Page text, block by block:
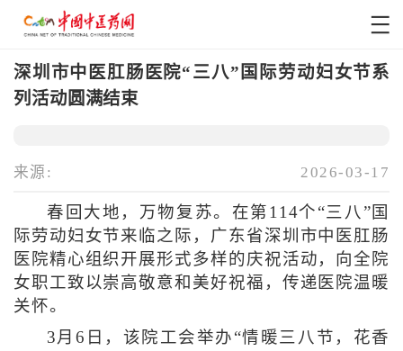
深圳市中医肛肠医院“三八”国际劳动妇女节系
列活动圆满结束
来源: 2026-03-17
春回大地，万物复苏。在第114个“三八”国
际劳动妇女节来临之际，广东省深圳市中医肛肠
医院精心组织开展形式多样的庆祝活动，向全院
女职工致以崇高敬意和美好祝福，传递医院温暖
关怀。
3月6日，该院工会举办“情暖三八节，花香